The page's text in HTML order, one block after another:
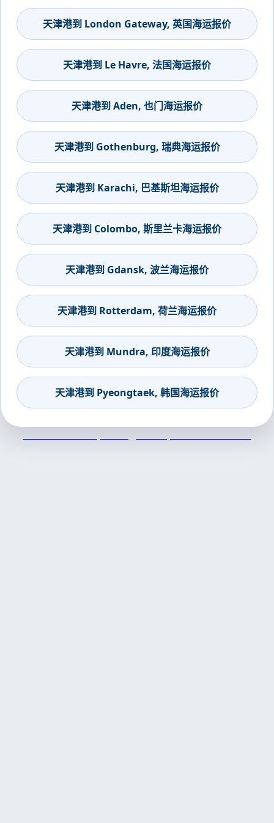
天津港到 London Gateway, 英国海运报价
天津港到 Le Havre, 法国海运报价
天津港到 Aden, 也门海运报价
天津港到 Gothenburg, 瑞典海运报价
天津港到 Karachi, 巴基斯坦海运报价
天津港到 Colombo, 斯里兰卡海运报价
天津港到 Gdansk, 波兰海运报价
天津港到 Rotterdam, 荷兰海运报价
天津港到 Mundra, 印度海运报价
天津港到 Pyeongtaek, 韩国海运报价